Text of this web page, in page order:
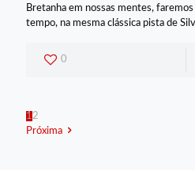
Bretanha em nossas mentes,
tempo, na mesma clássica pista de
0
12
Próxima